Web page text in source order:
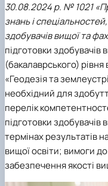
30.08.2024 р. № 1021
знань і
здобувачів вищої та
підготовки здобувачів
(бакалаврського) рівня
«Геодезія та
необхідний для
перелік
підготовки
термінах результатів
вищої освіти; вимоги
забезпечення якості